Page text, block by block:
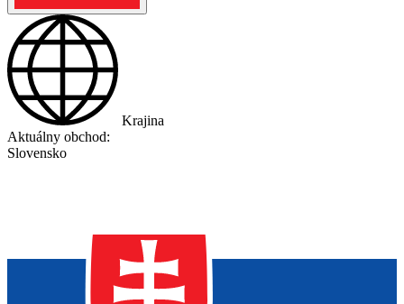
Krajina
Aktuálny obchod:
Slovensko